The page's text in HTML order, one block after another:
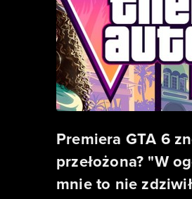
Premiera GTA 6
przełożona? "W
mnie to nie